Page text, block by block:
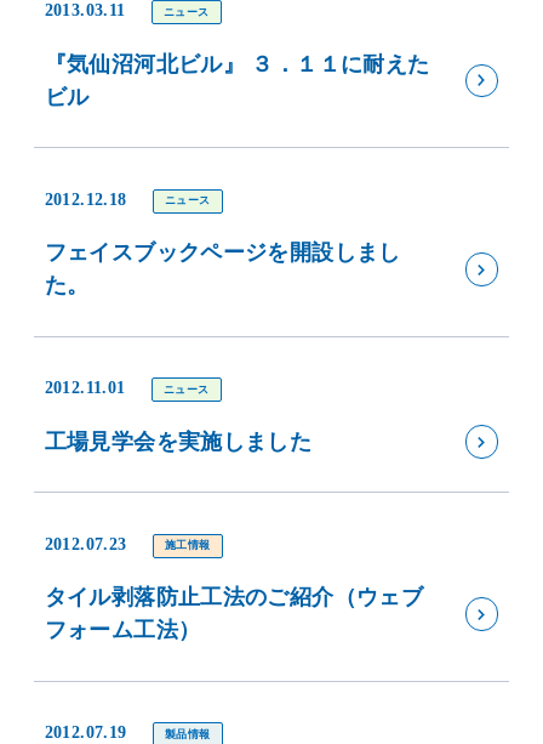
2013.03.11 ニュース
『気仙沼河北ビル』 ３．１１に耐えた
ビル
2012.12.18 ニュース
フェイスブックページを開設しまし
た。
2012.11.01 ニュース
工場見学会を実施しました
2012.07.23 施工情報
タイル剥落防止工法のご紹介（ウェブ
フォーム工法）
2012.07.19 製品情報